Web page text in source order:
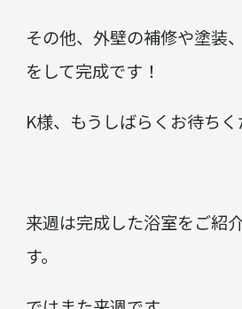
その他、外壁の補修や塗装
をして完成です！
K様、もうしばらくお待ちく
来週は完成した浴室をご紹
す。